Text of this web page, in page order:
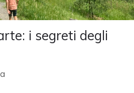
i segreti degli